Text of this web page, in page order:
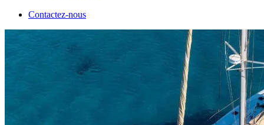
Contactez-nous